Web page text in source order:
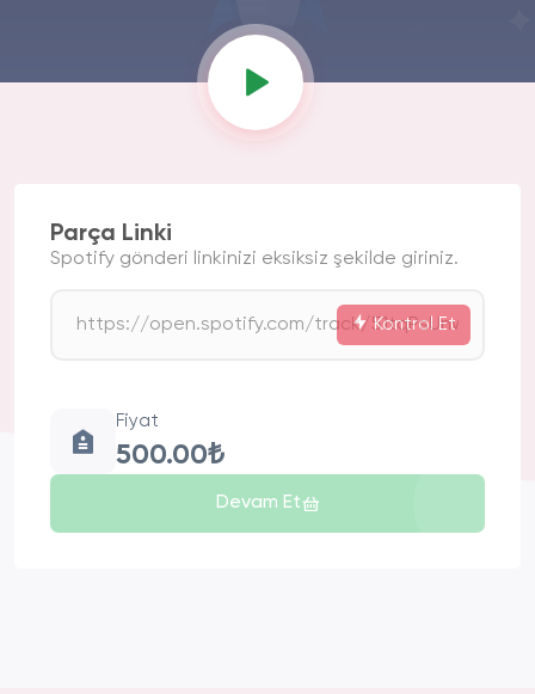
Parça Linki
Spotify gönderi linkinizi eksiksiz şekilde giriniz.
Kontrol Et
Fiyat
500.00₺
Devam Et